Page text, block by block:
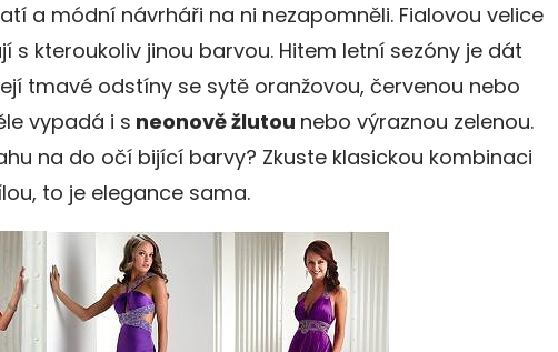
a módní návrháři na ni nezapomněli. Fialovou velice
s kteroukoliv jinou barvou. Hitem letní sezóny je dát
tmavé odstíny se sytě oranžovou, červenou nebo
vypadá i s neonově žlutou nebo výraznou zelenou.
na do očí bijící barvy? Zkuste klasickou kombinaci
to je elegance sama.